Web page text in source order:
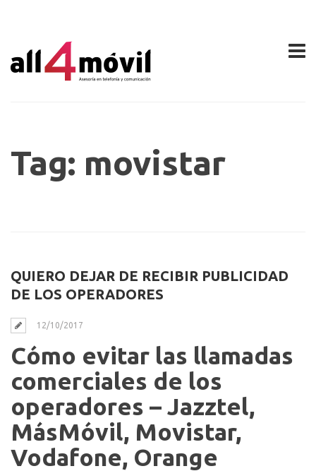
Tag: movistar
QUIERO DEJAR DE RECIBIR PUBLICIDAD
DE LOS OPERADORES
12/10/2017
Cómo evitar las llamadas
comerciales de los
operadores – Jazztel,
MásMóvil, Movistar,
Vodafone, Orange